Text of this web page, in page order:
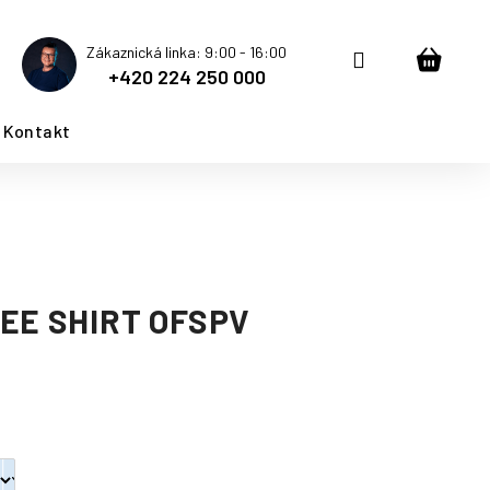
Zákaznická linka: 9:00 - 16:00
+420 224 250 000
Přihlášení
Kontakt
SHIRT OFSPV